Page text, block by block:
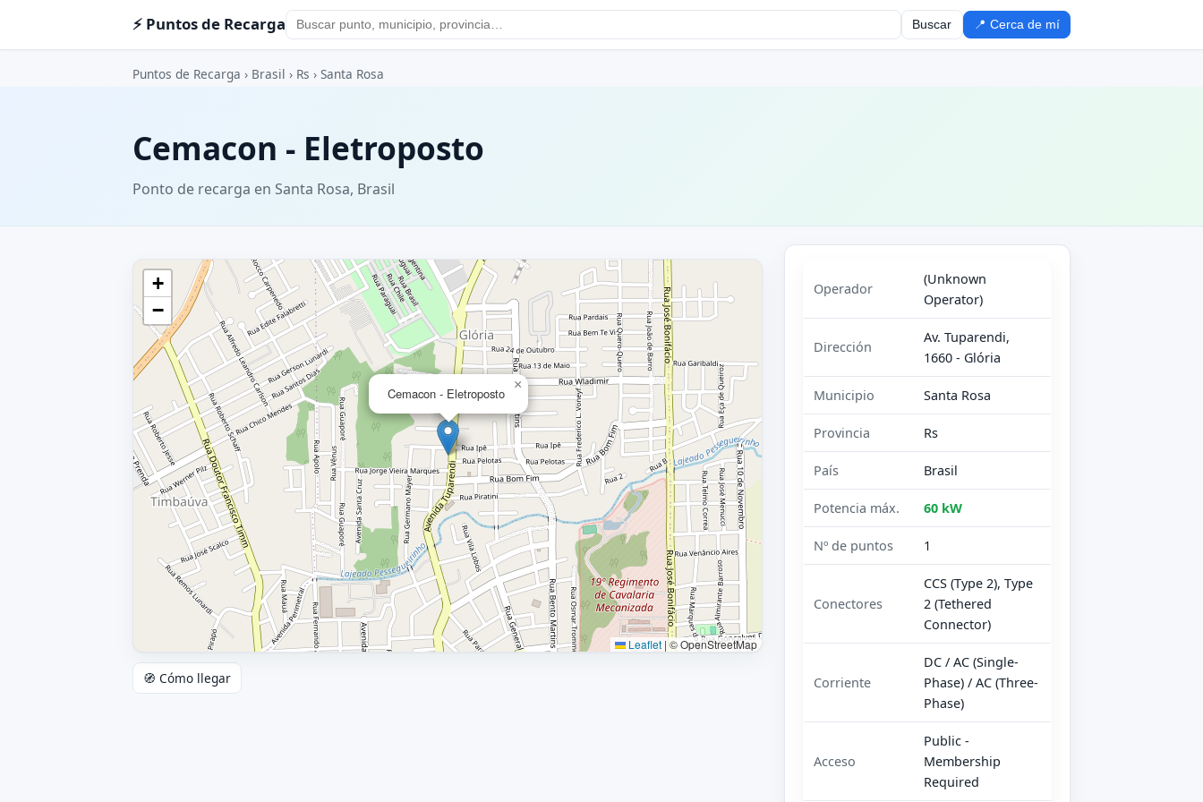
⚡ Puntos de Recarga Buscar 📍 Cerca de mí
Puntos de Recarga › Brasil › Rs › Santa Rosa
Cemacon - Eletroposto
Ponto de recarga en Santa Rosa, Brasil
Cemacon - Eletroposto
×
+
−
Leaflet | © OpenStreetMap
🧭 Cómo llegar
Operador
(Unknown
Operator)
Dirección
Av. Tuparendi,
1660 - Glória
Municipio Santa Rosa
Provincia Rs
País Brasil
Potencia máx. 60 kW
Nº de puntos 1
Conectores
CCS (Type 2), Type
2 (Tethered
Connector)
Corriente
DC / AC (Single-
Phase) / AC (Three-
Phase)
Acceso
Public -
Membership
Required